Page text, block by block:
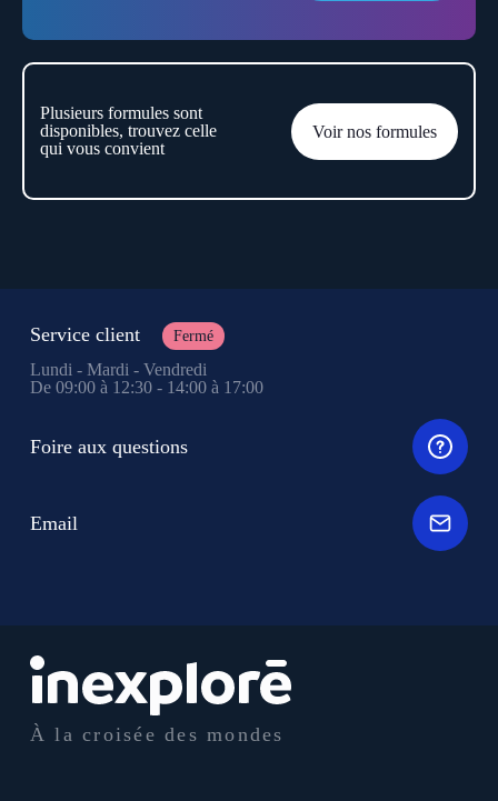
Plusieurs formules sont
disponibles, trouvez celle
qui vous convient
Voir nos formules
À la croisée des mondes
Service client Fermé
Lundi - Mardi - Vendredi
De 09:00 à 12:30 - 14:00 à 17:00
Foire aux questions
Email